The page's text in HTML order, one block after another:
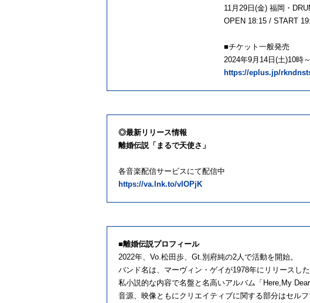
11月29日(金) 福岡・
OPEN 18:15 / START
■チケット一般発売
2024年9月14日(土)10時
https://eplus.jp/
◎最新リリース情報
離婚伝説「まるで天使さ」
各音楽配信サービスにて配信中
https://va.lnk.to/vIOPjK
■離婚伝説プロフィール
2022年、Vo.松田歩、Gt.別府純の2人で活動を開始。
バンド名は、マーヴィン・ゲイが1978年にリリースした
私小説的な内容で名盤と名高いアルバム「Here,My Dear
音源、映像ともにクリエイティブに関する部分はセルフ